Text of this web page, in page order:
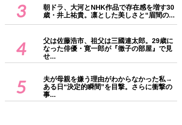
3
朝ドラ、大河とNHK作品で存在感を増す30
歳・井上祐貴。凛とした美しさと“眉間の...
4
父は佐藤浩市、祖父は三國連太郎。29歳に
なった俳優・寛一郎が『徹子の部屋』で見
せ...
5
夫が母親を嫌う理由がわからなかった私→
ある日“決定的瞬間”を目撃。さらに衝撃の
事...